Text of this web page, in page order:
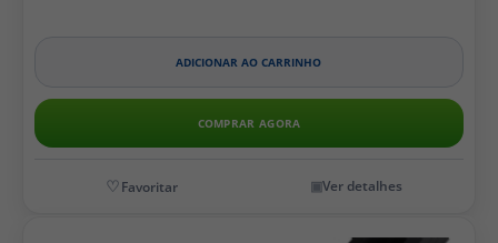
ADICIONAR AO CARRINHO
COMPRAR AGORA
Ver detalhes